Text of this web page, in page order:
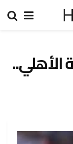
الأهلي..